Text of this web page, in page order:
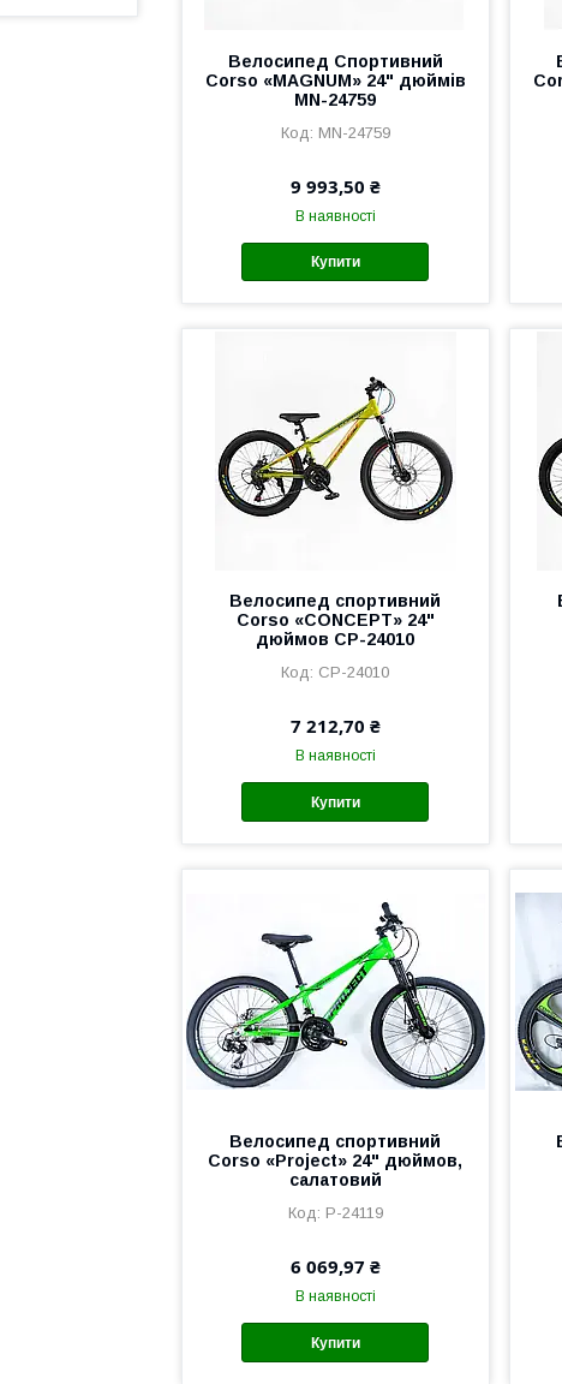
Велоcипед Спортивний
Corso «MAGNUM» 24" дюймів
MN-24759
MN-24759
9 993,50 ₴
В наявності
Купити
Велоcипед cпортивний
Corso «CONCEPT» 24"
дюймов CP-24010
CP-24010
7 212,70 ₴
В наявності
Купити
Велоcипед cпортивний
Corso «Project» 24" дюймов,
салатовий
P-24119
6 069,97 ₴
В наявності
Купити